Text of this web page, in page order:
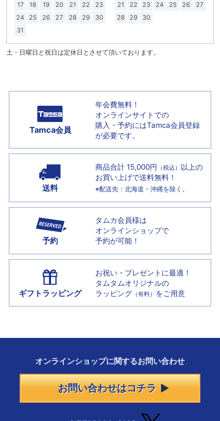
17
18 19 20 21 22
23
24
25 26 27 28 29
30
31
21
22 23 24 25 26
27
28
29 30
土・日曜日と祝日は定休日とさせて頂いております。
Tamca会員
年会費無料！
オンラインサイトでの
購入・予約にはTamca会員登録
が必要です。
送料
商品合計 15,000円 （税込） 以上の
お買い上げで送料無料！
※配送先：北海道・沖縄を除く。
予約
タムカ会員様は
オンラインショップで
予約が可能！
ギフトラッピング
お祝い・プレゼントに最適！
タムタムオリジナルの
ラッピング （有料） をご用意
オンラインショップに関するお問い合わせ
お問い合わせはコチラ